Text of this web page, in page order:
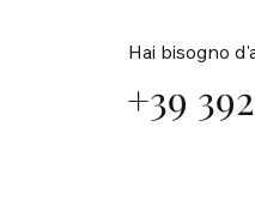
Hai bisogno
+39